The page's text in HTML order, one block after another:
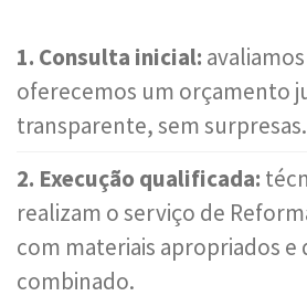
1. Consulta inicial:
oferecemos um orçamento
transparente, sem surpresas.
2. Execução qualificada:
realizam o serviço de
com materiais apropriados
combinado.